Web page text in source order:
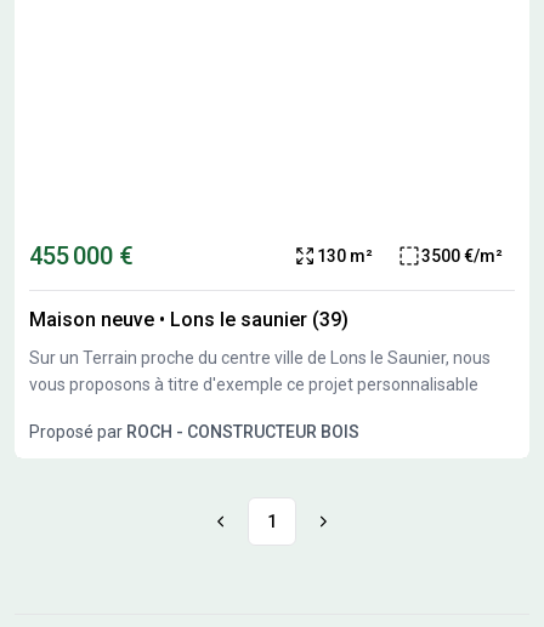
455 000 € 130 m² 3500 €/m²
Maison neuve • Lons le saunier (39)
Sur un Terrain proche du centre ville de Lons le Saunier, nous
vous proposons à titre d'exemple ce projet personnalisable
Proposé par ROCH - CONSTRUCTEUR BOIS
1